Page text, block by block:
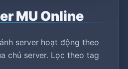
MU Online
server hoạt động theo
chủ server. Lọc theo tag